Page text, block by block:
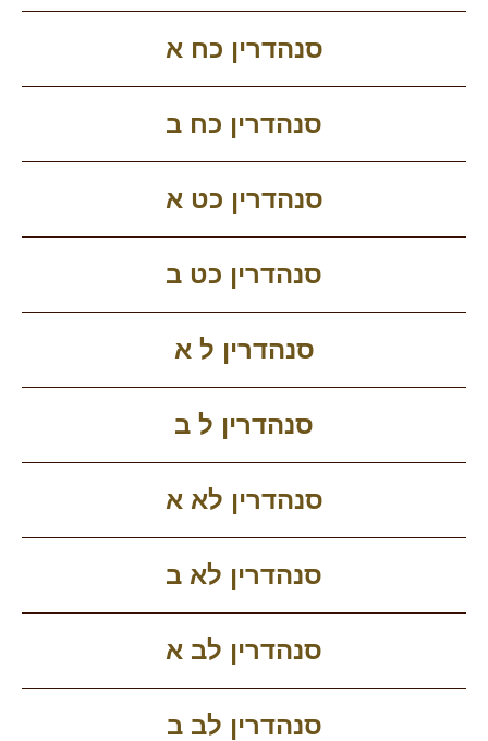
סנהדרין כח א
סנהדרין כח ב
סנהדרין כט א
סנהדרין כט ב
סנהדרין ל א
סנהדרין ל ב
סנהדרין לא א
סנהדרין לא ב
סנהדרין לב א
סנהדרין לב ב